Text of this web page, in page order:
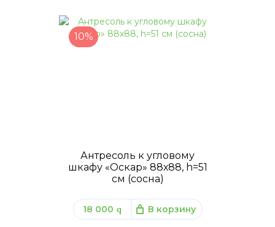
10%
Антресоль к угловому
шкафу «Оскар» 88х88, h=51
см (сосна)
18 000 q В корзину